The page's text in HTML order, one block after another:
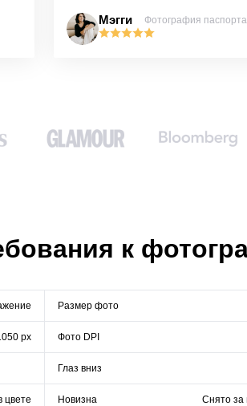
Мэгги Фотография
к
Размер фото
px Фото DPI
Глаз вниз
цвете Новизна Снято за